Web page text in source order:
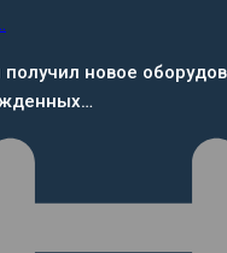
новое